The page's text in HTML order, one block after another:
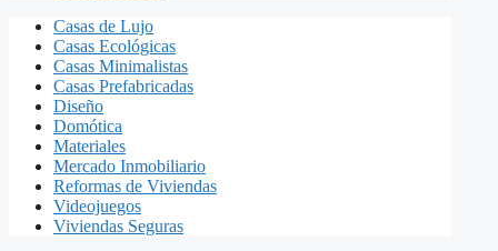
Casas de Lujo
Casas Ecológicas
Casas Minimalistas
Casas Prefabricadas
Diseño
Domótica
Materiales
Mercado Inmobiliario
Reformas de Viviendas
Videojuegos
Viviendas Seguras